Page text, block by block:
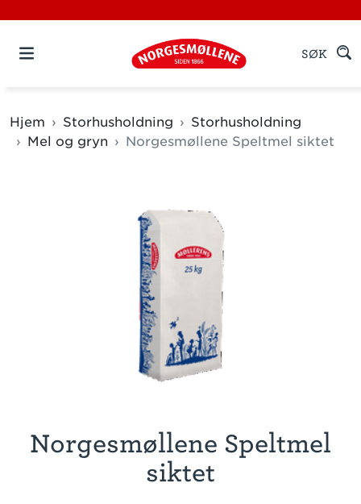
SØK
Hjem Storhusholdning
Storhusholdning
Mel og gryn
Norgesmøllene Speltmel siktet
Norgesmøllene Speltmel
siktet